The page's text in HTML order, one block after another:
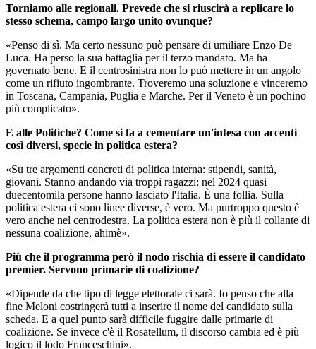
Torniamo alle regionali. Prevede che si riuscirà a replicare lo
stesso schema, campo largo unito ovunque?
«Penso di sì. Ma certo nessuno può pensare di umiliare Enzo De
Luca. Ha perso la sua battaglia per il terzo mandato. Ma ha
governato bene. E il centrosinistra non lo può mettere in un angolo
come un rifiuto ingombrante. Troveremo una soluzione e vinceremo
in Toscana, Campania, Puglia e Marche. Per il Veneto è un pochino
più complicato».
E alle Politiche? Come si fa a cementare un'intesa con accenti
così diversi, specie in politica estera?
«Su tre argomenti concreti di politica interna: stipendi, sanità,
giovani. Stanno andando via troppi ragazzi: nel 2024 quasi
duecentomila persone hanno lasciato l'Italia. È una follia. Sulla
politica estera ci sono linee diverse, è vero. Ma purtroppo questo è
vero anche nel centrodestra. La politica estera non è più il collante di
nessuna coalizione, ahimè».
Più che il programma però il nodo rischia di essere il candidato
premier. Servono primarie di coalizione?
«Dipende da che tipo di legge elettorale ci sarà. Io penso che alla
fine Meloni costringerà tutti a inserire il nome del candidato sulla
scheda. E a quel punto sarà difficile fuggire dalle primarie di
coalizione. Se invece c'è il Rosatellum, il discorso cambia ed è più
logico il lodo Franceschini».